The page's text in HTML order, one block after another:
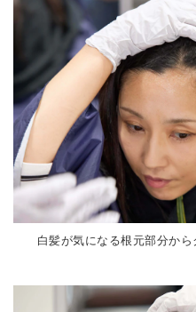
白髪が気になる根元部分か